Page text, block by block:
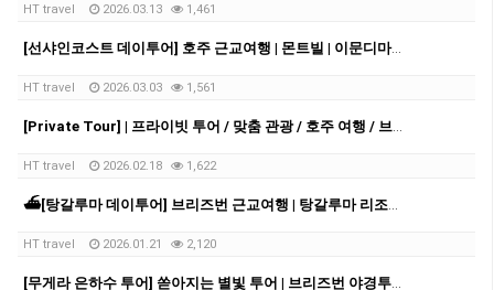
HT travel 2026.03.13 1,461
[선샤인코스트 데이투어] 호주 근교여행 | 몬트빌 | 이문디마켓 | 누사비치| 썬샤인코스트
HT travel 2026.03.03 1,561
HT travel 2026.02.18 1,622
HT travel 2026.01.21 2,120